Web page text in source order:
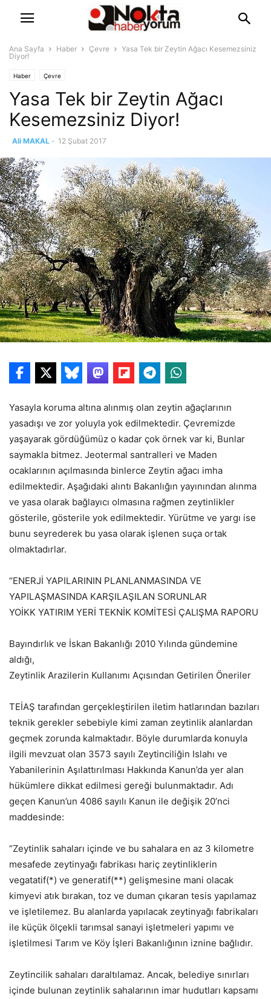
Ana Sayfa Haber Çevre
Yasa Tek bir Zeytin Ağacı Kesemezsiniz
Diyor!
Haber Çevre
Yasa Tek bir Zeytin Ağacı
Kesemezsiniz Diyor!
Ali MAKAL - 12 Şubat 2017
Yasayla koruma altına alınmış olan zeytin ağaçlarının
yasadışı ve zor yoluyla yok edilmektedir. Çevremizde
yaşayarak gördüğümüz o kadar çok örnek var ki, Bunlar
saymakla bitmez. Jeotermal santralleri ve Maden
ocaklarının açılmasında binlerce Zeytin ağacı imha
edilmektedir. Aşağıdaki alıntı Bakanlığın yayınından alınma
ve yasa olarak bağlayıcı olmasına rağmen zeytinlikler
gösterile, gösterile yok edilmektedir. Yürütme ve yargı ise
bunu seyrederek bu yasa olarak işlenen suça ortak
olmaktadırlar.
“ENERJİ YAPILARININ PLANLANMASINDA VE
YAPILAŞMASINDA KARŞILAŞILAN SORUNLAR
YOİKK YATIRIM YERİ TEKNİK KOMİTESİ ÇALIŞMA RAPORU
Bayındırlık ve İskan Bakanlığı 2010 Yılında gündemine
aldığı,
Zeytinlik Arazilerin Kullanımı Açısından Getirilen Öneriler
TEİAŞ tarafından gerçekleştirilen iletim hatlarından bazıları
teknik gerekler sebebiyle kimi zaman zeytinlik alanlardan
geçmek zorunda kalmaktadır. Böyle durumlarda konuyla
ilgili mevzuat olan 3573 sayılı Zeytinciliğin Islahı ve
Yabanilerinin Aşılattırılması Hakkında Kanun’da yer alan
hükümlere dikkat edilmesi gereği bulunmaktadır. Adı
geçen Kanun’un 4086 sayılı Kanun ile değişik 20’nci
maddesinde:
“Zeytinlik sahaları içinde ve bu sahalara en az 3 kilometre
mesafede zeytinyağı fabrikası hariç zeytinliklerin
vegatatif(*) ve generatif(**) gelişmesine mani olacak
kimyevi atık bırakan, toz ve duman çıkaran tesis yapılamaz
ve işletilemez. Bu alanlarda yapılacak zeytinyağı fabrikaları
ile küçük ölçekli tarımsal sanayi işletmeleri yapımı ve
işletilmesi Tarım ve Köy İşleri Bakanlığının iznine bağlıdır.
Zeytincilik sahaları daraltılamaz. Ancak, belediye sınırları
içinde bulunan zeytinlik sahalarının imar hudutları kapsamı